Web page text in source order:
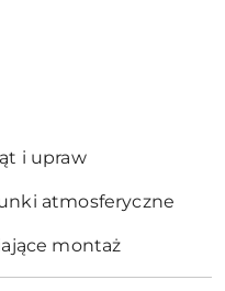
i upraw
atmosferyczne
montaż